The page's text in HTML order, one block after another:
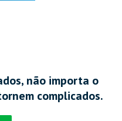
não importa o
complicados.